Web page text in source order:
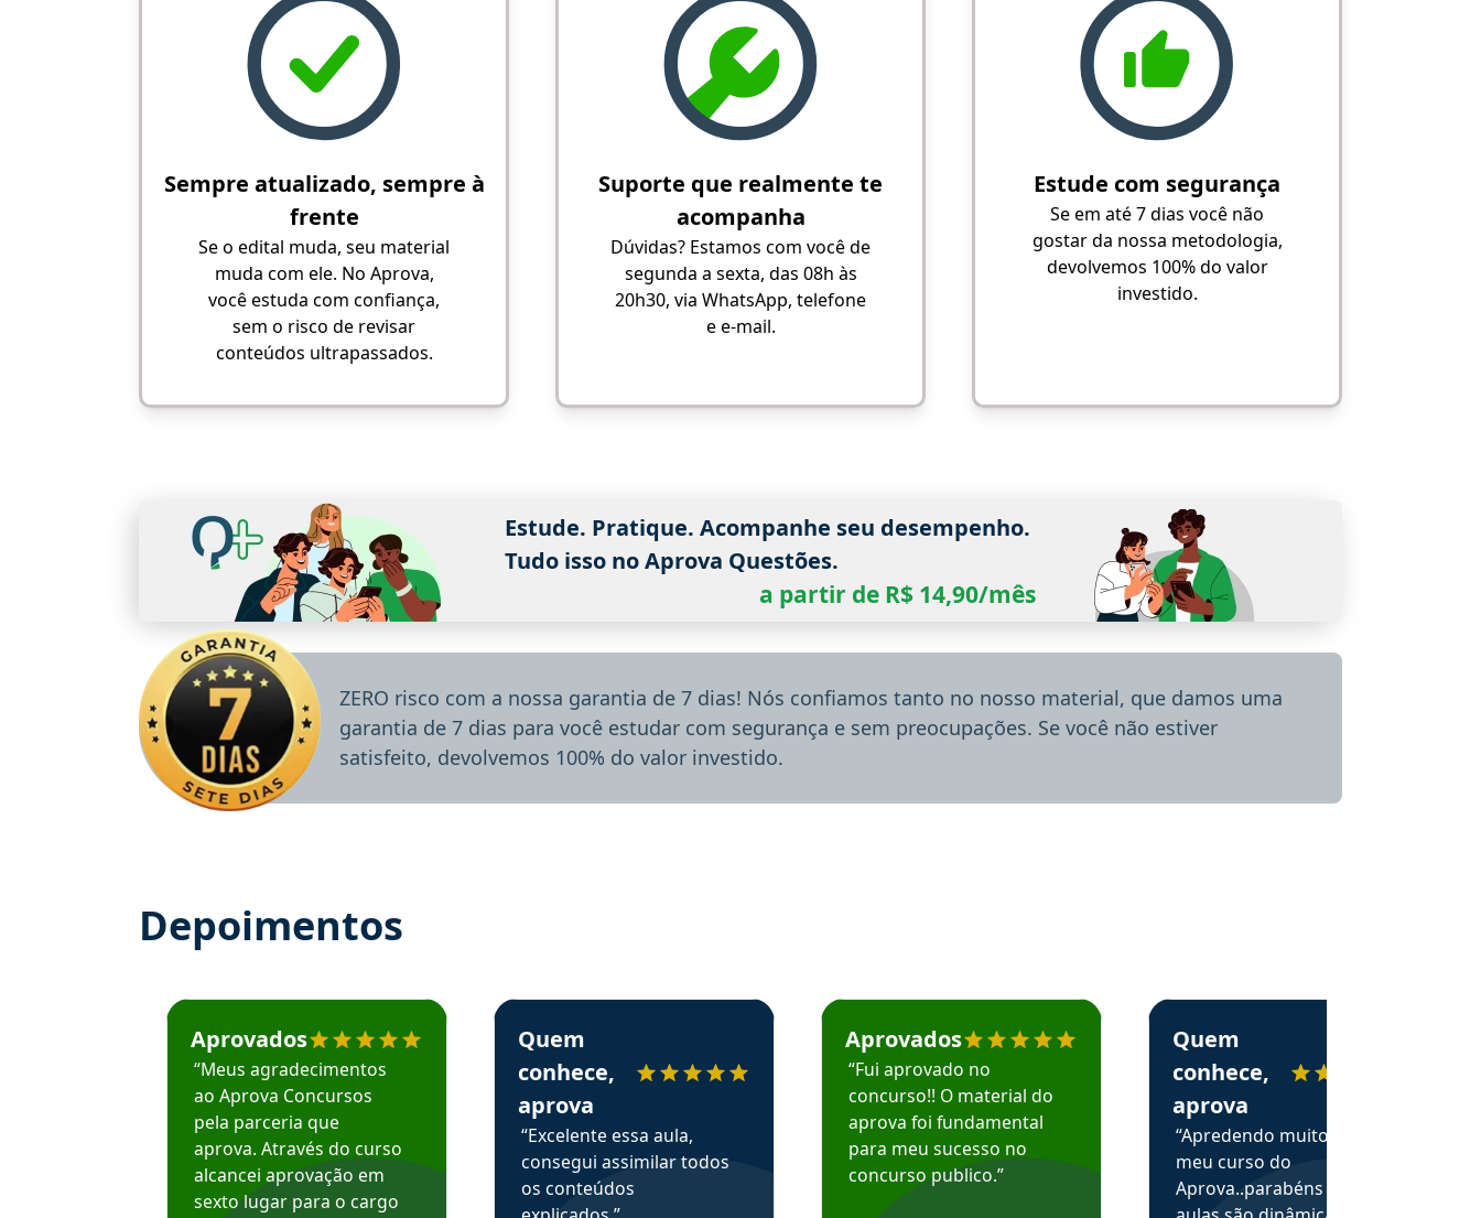
Sempre atualizado, sempre à
frente
Se o edital muda, seu material
muda com ele. No Aprova,
você estuda com confiança,
sem o risco de revisar
conteúdos ultrapassados.
Suporte que realmente te
acompanha
Dúvidas? Estamos com você de
segunda a sexta, das 08h às
20h30, via WhatsApp, telefone
e e-mail.
Estude com segurança
Se em até 7 dias você não
gostar da nossa metodologia,
devolvemos 100% do valor
investido.
Estude. Pratique. Acompanhe seu desempenho.
Tudo isso no Aprova Questões.
a partir de R$ 14,90/mês
ZERO risco com a nossa garantia de 7 dias! Nós confiamos tanto no nosso material, que damos uma
garantia de 7 dias para você estudar com segurança e sem preocupações. Se você não estiver
satisfeito, devolvemos 100% do valor investido.
Depoimentos
Estudante José recomenda o Aprova Concursos em depoimento
Aprovados
“Meus agradecimentos
ao Aprova Concursos
pela parceria que
aprova. Através do curso
alcancei aprovação em
sexto lugar para o cargo
Estudante Sergio recomenda o Aprova Concursos em depoimento
Quem
conhece,
aprova
“Excelente essa aula,
consegui assimilar todos
os conteúdos
Estudante Mário recomenda o Aprova Concursos em depoimento
Aprovados
“Fui aprovado no
concurso!! O material do
aprova foi fundamental
para meu sucesso no
concurso publico.”
Estudante Alessandra recomenda o Aprova
Quem
conhece,
aprova
“Apredendo muito no
meu curso do
Aprova..parabéns pelas